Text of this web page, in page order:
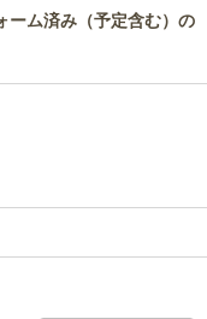
ーム済み（予定含む）の